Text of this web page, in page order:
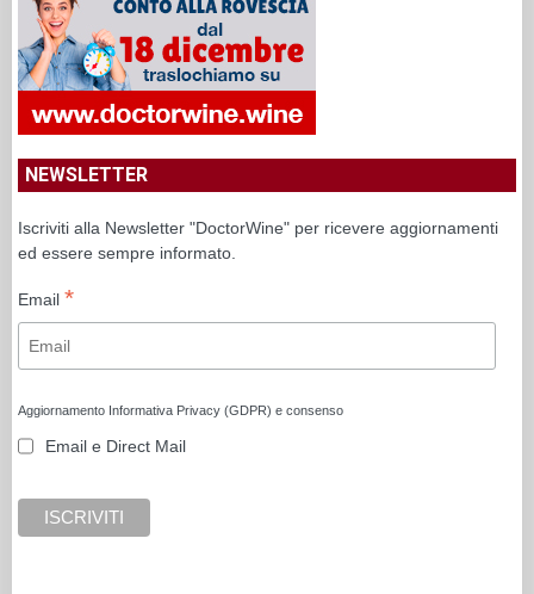
NEWSLETTER
Iscriviti alla Newsletter "DoctorWine" per ricevere aggiornamenti
ed essere sempre informato.
Email *
Aggiornamento Informativa Privacy (GDPR) e consenso
Email e Direct Mail